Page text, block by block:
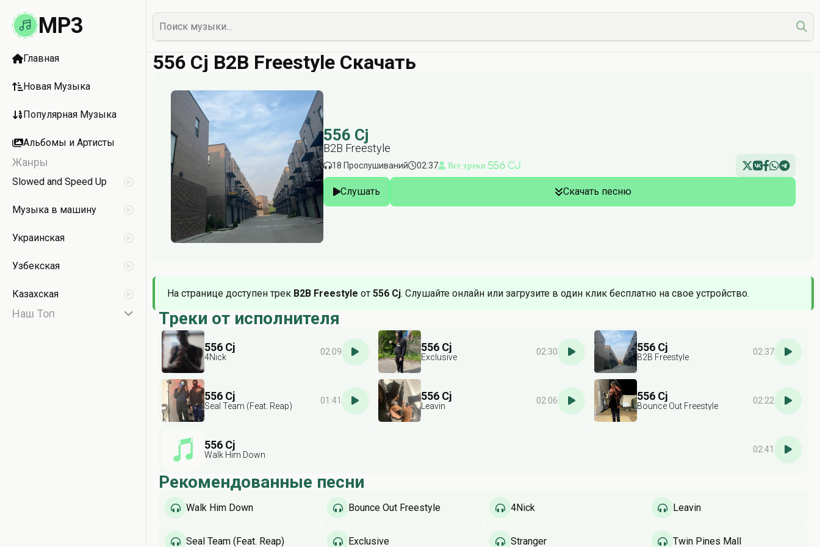
MP3
Главная
Новая Музыка
Популярная Музыка
Альбомы и Артисты
Жанры
Slowed and Speed Up
Музыка в машину
Украинская
Узбекская
Казахская
Наш Топ
556 Cj B2B Freestyle Скачать
556 Cj
B2B Freestyle
18 Прослушиваний 02:37 Все треки 556 Cj
Слушать Скачать песню
На странице доступен трек B2B Freestyle от 556 Cj. Слушайте онлайн или загрузите в один клик бесплатно на свое устройство.
Треки от исполнителя
556 Cj
4Nick
02:09 556 Cj
Exclusive
02:30 556 Cj
B2B Freestyle
02:37
556 Cj
Seal Team (Feat. Reap)
01:41 556 Cj
Leavin
02:06 556 Cj
Bounce Out Freestyle
02:22
556 Cj
Walk Him Down
02:41
Рекомендованные песни
Walk Him Down Bounce Out Freestyle 4Nick Leavin
Seal Team (Feat. Reap) Exclusive Stranger Twin Pines Mall